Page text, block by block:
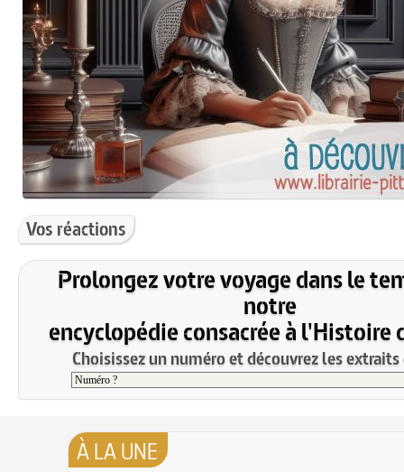
Vos réactions
Prolongez votre voyage dans le
notre
encyclopédie consacrée à l'Histoire
Choisissez un numéro et découvrez les
À LA UNE